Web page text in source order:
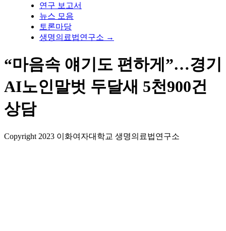
연구 보고서
뉴스 모음
토론마당
생명의료법연구소 →
“마음속 얘기도 편하게”…경기
AI노인말벗 두달새 5천900건
상담
Copyright 2023 이화여자대학교 생명의료법연구소